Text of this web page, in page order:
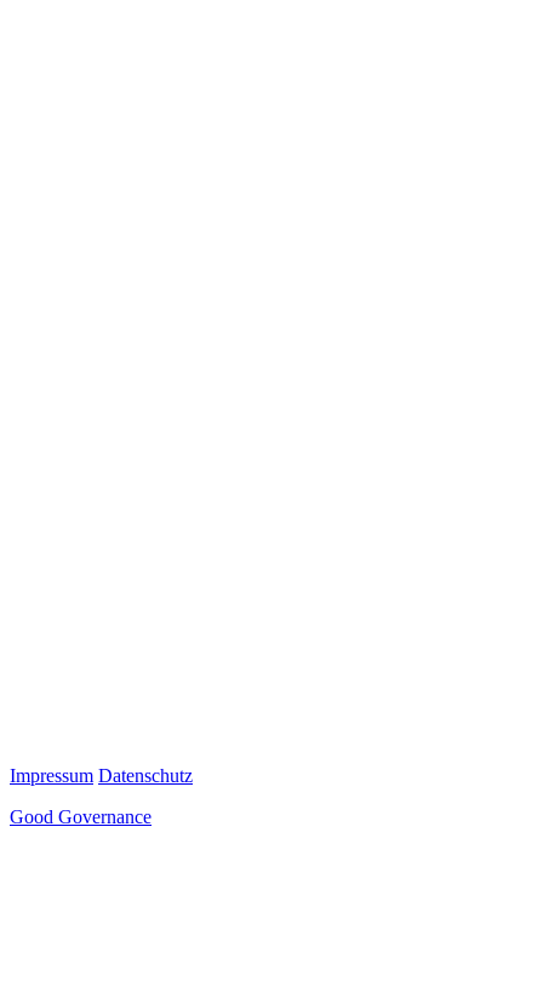
Impressum Datenschutz
Good Governance